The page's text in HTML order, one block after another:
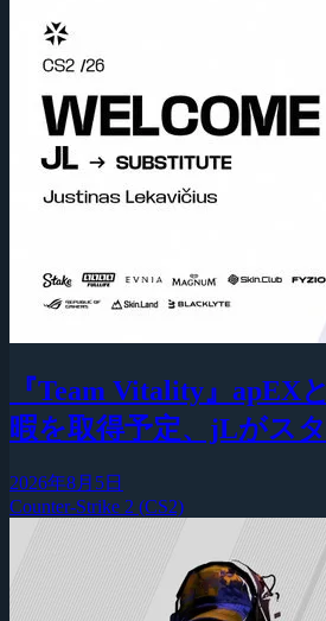
『Team Vitality』apEX
暇を取得予定、jLがス
2026年8月5日
Counter-Strike 2 (CS2)